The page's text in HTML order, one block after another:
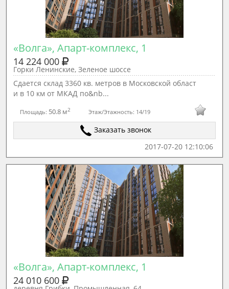
«Волга», Апарт-комплекс, 1
14 224 000
Горки Ленинские, Зеленое шоссе
Сдается склад 3360 кв. метров в Московской област
и в 10 км от МКАД по&nb...
Площадь: 50.8 м2 Этаж/Этажность: 14/19
Заказать звонок
2017-07-20 12:10:06
«Волга», Апарт-комплекс, 1
24 010 600